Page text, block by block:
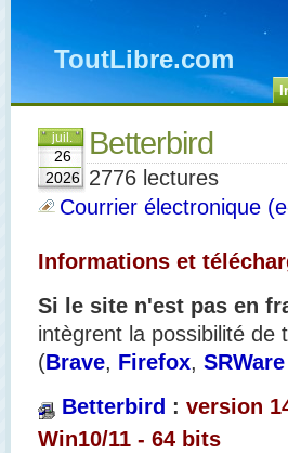
ToutLibre.com
juil.
26
2026
Betterbird
2776 lectures
Courrier électronique
Informations et
Si le site n'est pas en
intègrent la possibilité de
(Brave, Firefox,
Betterbird : version
Win10/11 - 64 bits